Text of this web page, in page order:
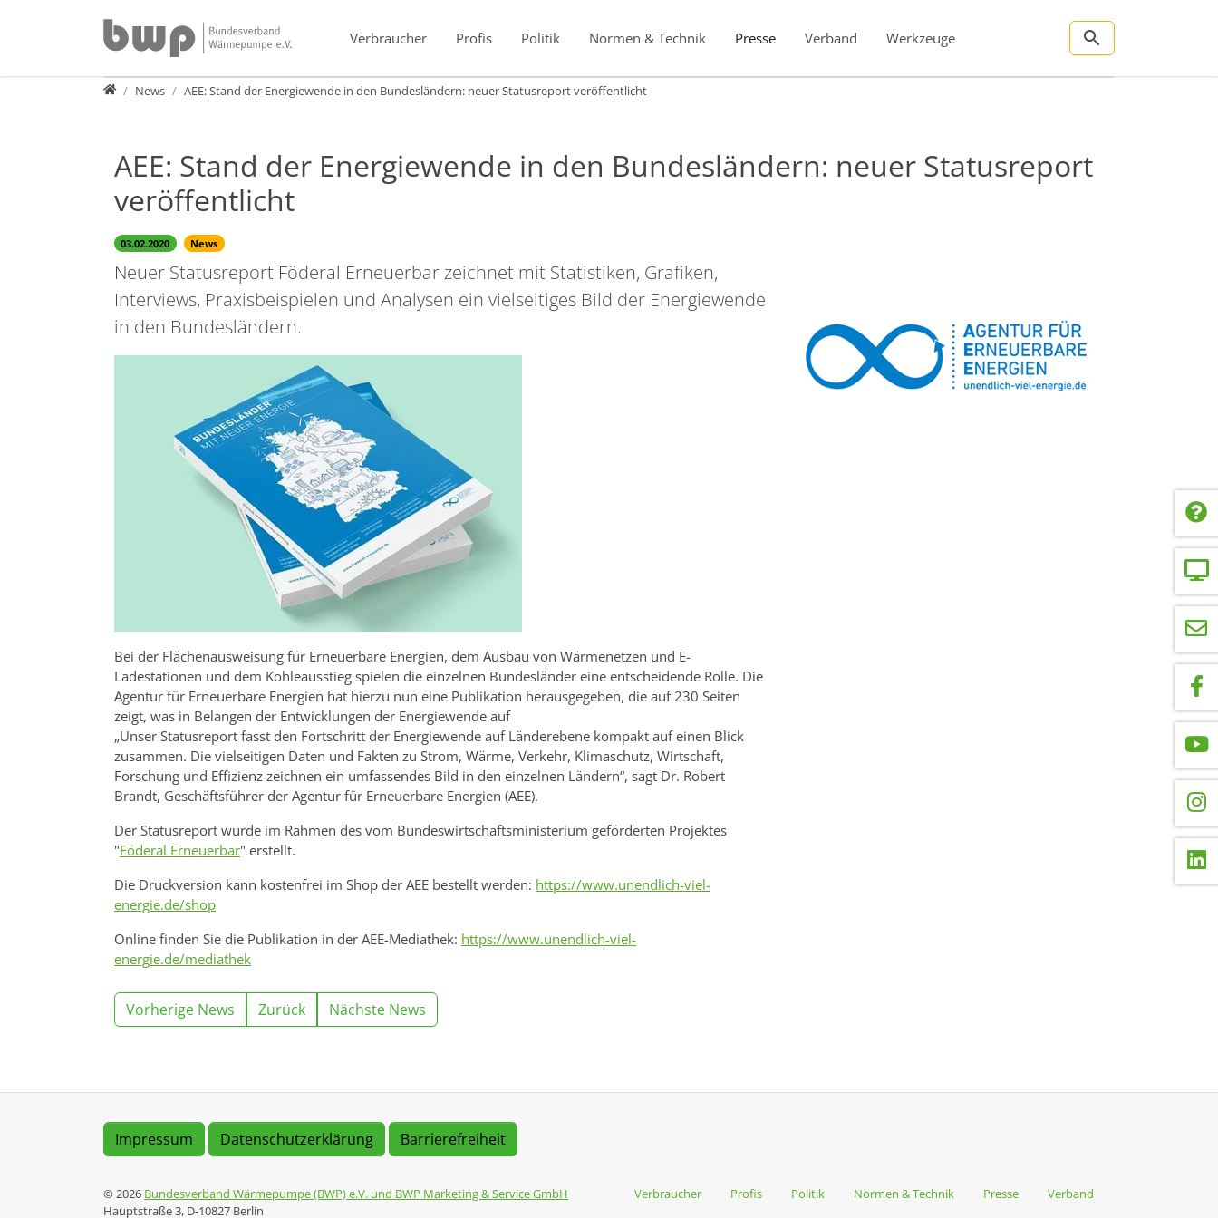
Verbraucher
Profis Politik Normen & Technik Presse Verband Werkzeuge
PresseNews AEE: Stand der Energiewende in den Bundesländern: neuer Statusreport veröffentlicht
AEE: Stand der Energiewende in den Bundesländern: neuer Statusreport
veröffentlicht
03.02.2020 News
Neuer Statusreport Föderal Erneuerbar zeichnet mit Statistiken, Grafiken,
Interviews, Praxisbeispielen und Analysen ein vielseitiges Bild der Energiewende
in den Bundesländern.
Bei der Flächenausweisung für Erneuerbare Energien, dem Ausbau von Wärmenetzen und E-
Ladestationen und dem Kohleausstieg spielen die einzelnen Bundesländer eine entscheidende Rolle. Die
Agentur für Erneuerbare Energien hat hierzu nun eine Publikation herausgegeben, die auf 230 Seiten
zeigt, was in Belangen der Entwicklungen der Energiewende auf
„Unser Statusreport fasst den Fortschritt der Energiewende auf Länderebene kompakt auf einen Blick
zusammen. Die vielseitigen Daten und Fakten zu Strom, Wärme, Verkehr, Klimaschutz, Wirtschaft,
Forschung und Effizienz zeichnen ein umfassendes Bild in den einzelnen Ländern“, sagt Dr. Robert
Brandt, Geschäftsführer der Agentur für Erneuerbare Energien (AEE).
Der Statusreport wurde im Rahmen des vom Bundeswirtschaftsministerium geförderten Projektes
"Föderal Erneuerbar" erstellt.
Die Druckversion kann kostenfrei im Shop der AEE bestellt werden: https://www.unendlich-viel-
energie.de/shop
Online finden Sie die Publikation in der AEE-Mediathek: https://www.unendlich-viel-
energie.de/mediathek
Vorherige News Zurück Nächste News
Impressum Datenschutzerklärung Barrierefreiheit
© 2026 Bundesverband Wärmepumpe (BWP) e.V. und BWP Marketing & Service GmbH
Hauptstraße 3, D-10827 Berlin
Verbraucher Profis Politik Normen & Technik Presse
Verband